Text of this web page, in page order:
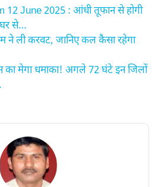
12 June 2025 : आंधी तूफान से होगी
से…
ने ली करवट, जानिए कल कैसा रहेगा
का मेगा धमाका! अगले 72 घंटे इन जिलों